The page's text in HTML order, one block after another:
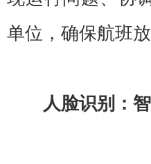
单位，确保航班放
人脸识别：